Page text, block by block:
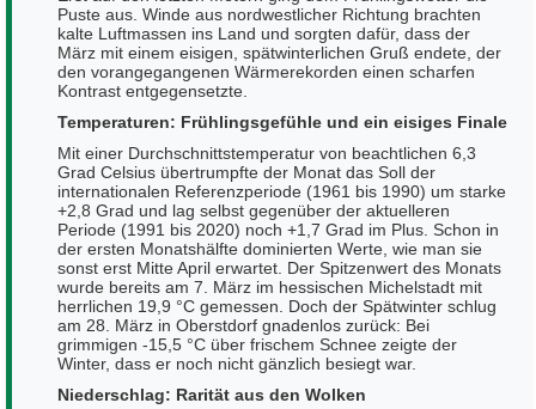
Puste aus. Winde aus nordwestlicher Richtung brachten
kalte Luftmassen ins Land und sorgten dafür, dass der
März mit einem eisigen, spätwinterlichen Gruß endete, der
den vorangegangenen Wärmerekorden einen scharfen
Kontrast entgegensetzte.
Temperaturen: Frühlingsgefühle und ein eisiges Finale
Mit einer Durchschnittstemperatur von beachtlichen 6,3
Grad Celsius übertrumpfte der Monat das Soll der
internationalen Referenzperiode (1961 bis 1990) um starke
+2,8 Grad und lag selbst gegenüber der aktuelleren
Periode (1991 bis 2020) noch +1,7 Grad im Plus. Schon in
der ersten Monatshälfte dominierten Werte, wie man sie
sonst erst Mitte April erwartet. Der Spitzenwert des Monats
wurde bereits am 7. März im hessischen Michelstadt mit
herrlichen 19,9 °C gemessen. Doch der Spätwinter schlug
am 28. März in Oberstdorf gnadenlos zurück: Bei
grimmigen -15,5 °C über frischem Schnee zeigte der
Winter, dass er noch nicht gänzlich besiegt war.
Niederschlag: Rarität aus den Wolken